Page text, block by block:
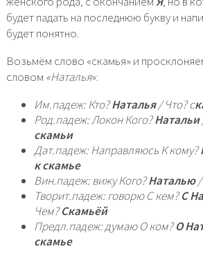
будет падать на последнюю букву и
будет понятно.
Возьмём слово «скамья» и
словом «Наталья»:
Им.падеж: Кто?Наталья/ Что? с
Род.падеж: Локон Кого?Натальи
скамьи
Дат.падеж: Направляюсь К кому?
к скамье
Вин.падеж: вижу Кого?Наталью/
Творит.падеж: говорю С кем?С
Чем?Скамьёй
Предл.падеж: думаю О ком?О
скамье